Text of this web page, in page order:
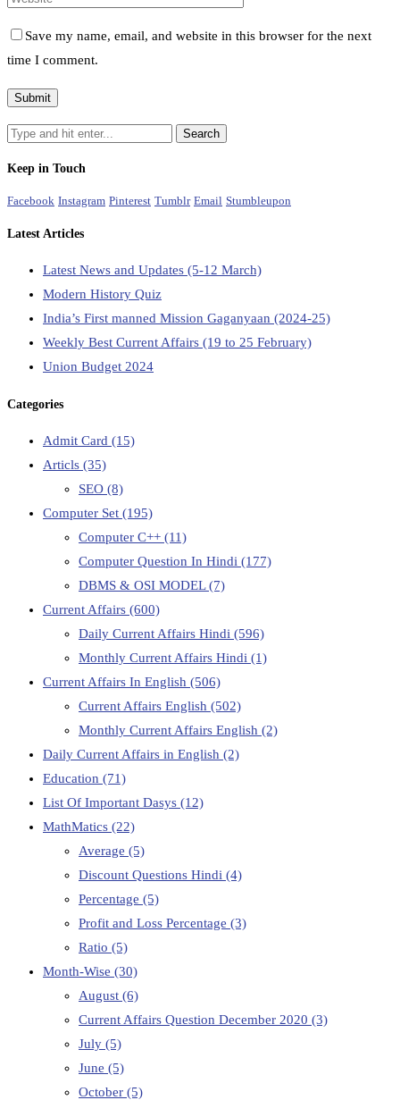
Save my name, email, and website in this browser for the next
time I comment.
Keep in Touch
Facebook Instagram Pinterest Tumblr Email Stumbleupon
Latest Articles
Latest News and Updates (5-12 March)
Modern History Quiz
India’s First manned Mission Gaganyaan (2024-25)
Weekly Best Current Affairs (19 to 25 February)
Union Budget 2024
Categories
Admit Card (15)
Articls (35)
SEO (8)
Computer Set (195)
Computer C++ (11)
Computer Question In Hindi (177)
DBMS & OSI MODEL(7)
Current Affairs (600)
Daily Current Affairs Hindi (596)
Monthly Current Affairs Hindi (1)
Current Affairs In English (506)
Current Affairs English (502)
Monthly Current Affairs English (2)
Daily Current Affairs in English (2)
Education (71)
List Of Important Dasys (12)
MathMatics (22)
Average (5)
Discount Questions Hindi (4)
Percentage (5)
Profit and Loss Percentage (3)
Ratio (5)
Month-Wise (30)
August (6)
Current Affairs Question December 2020 (3)
July (5)
June (5)
October (5)